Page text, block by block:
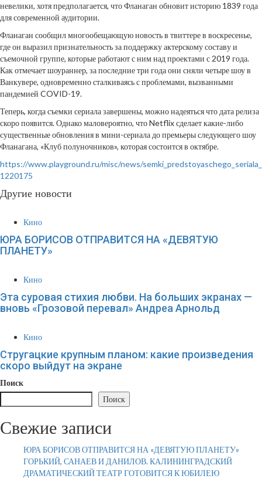
невелики, хотя предполагается, что Фланаган обновит историю 1839 года
для современной аудитории.
Фланаган сообщил многообещающую новость в твиттере в воскресенье,
где он выразил признательность за поддержку актерскому составу и
съемочной группе, которые работают с ним над проектами с 2019 года.
Как отмечает шоураннер, за последние три года они сняли четыре шоу в
Ванкувере, одновременно сталкиваясь с проблемами, вызванными
пандемией COVID-19.
Теперь, когда съемки сериала завершены, можно надеяться что дата релиза
скоро появится. Однако маловероятно, что Netflix сделает какие-либо
существенные обновления в мини-сериала до премьеры следующего шоу
Фланагана, «Клуб полуночников», которая состоится в октябре.
https://www.playground.ru/misc/news/
1220175
Другие новости
Кино
ЮРА БОРИСОВ ОТПРАВИТСЯ НА «ДЕВЯТУЮ
ПЛАНЕТУ»
Кино
Эта суровая стихия любви. На больших экранах —
вновь «Грозовой перевал» Андреа Арнольд
Кино
Стругацкие крупным планом: какие произведения
скоро выйдут на экране
Поиск
Поиск
Свежие записи
ЮРА БОРИСОВ ОТПРАВИТСЯ НА «ДЕВЯТУЮ ПЛАНЕТУ»
ГОРЬКИЙ, САНАЕВ И ДАНИЛОВ. КАЛИНИНГРАДСКИЙ
ДРАМАТИЧЕСКИЙ ТЕАТР ГОТОВИТСЯ К ЮБИЛЕЮ